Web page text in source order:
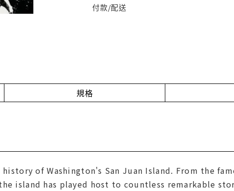
付款/配送
規格
of Washington's San Juan Island. From the
island has played host to countless remarkable